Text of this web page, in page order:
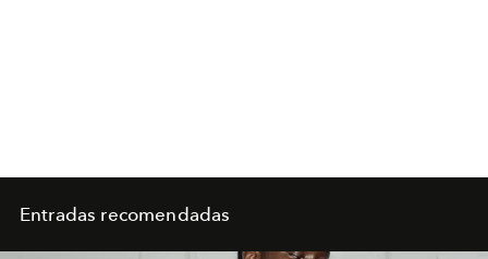
Entradas recomendadas